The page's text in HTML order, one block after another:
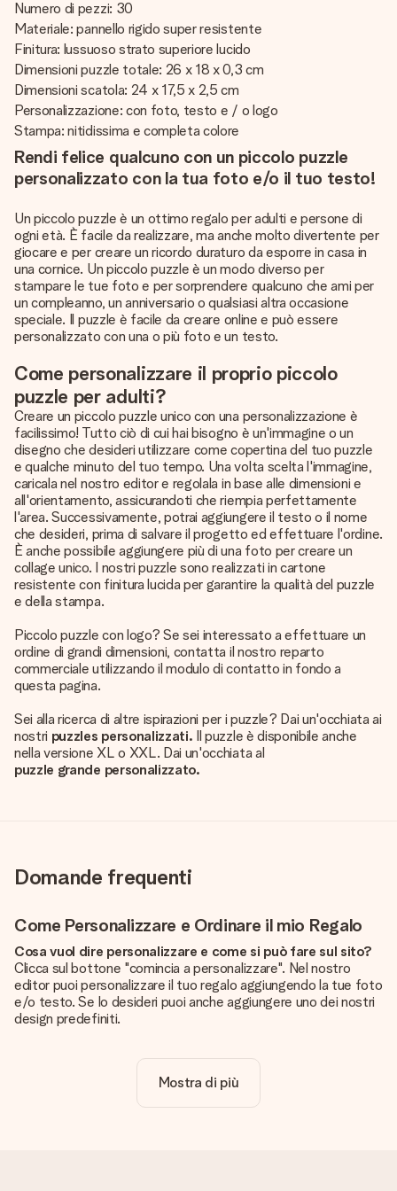
Numero di pezzi: 30
Materiale: pannello rigido super resistente
Finitura: lussuoso strato superiore lucido
Dimensioni puzzle totale: 26 x 18 x 0,3 cm
Dimensioni scatola: 24 x 17,5 x 2,5 cm
Personalizzazione: con foto, testo e / o logo
Stampa: nitidissima e completa colore
Rendi felice qualcuno con un piccolo puzzle
personalizzato con la tua foto e/o il tuo testo!
Un piccolo puzzle è un ottimo regalo per adulti e persone di
ogni età. È facile da realizzare, ma anche molto divertente per
giocare e per creare un ricordo duraturo da esporre in casa in
una cornice. Un piccolo puzzle è un modo diverso per
stampare le tue foto e per sorprendere qualcuno che ami per
un compleanno, un anniversario o qualsiasi altra occasione
speciale. Il puzzle è facile da creare online e può essere
personalizzato con una o più foto e un testo.
Come personalizzare il proprio piccolo
puzzle per adulti?
Creare un piccolo puzzle unico con una personalizzazione è
facilissimo! Tutto ciò di cui hai bisogno è un'immagine o un
disegno che desideri utilizzare come copertina del tuo puzzle
e qualche minuto del tuo tempo. Una volta scelta l'immagine,
caricala nel nostro editor e regolala in base alle dimensioni e
all'orientamento, assicurandoti che riempia perfettamente
l'area. Successivamente, potrai aggiungere il testo o il nome
che desideri, prima di salvare il progetto ed effettuare l'ordine.
È anche possibile aggiungere più di una foto per creare un
collage unico. I nostri puzzle sono realizzati in cartone
resistente con finitura lucida per garantire la qualità del puzzle
e della stampa.
Piccolo puzzle con logo? Se sei interessato a effettuare un
ordine di grandi dimensioni, contatta il nostro reparto
commerciale utilizzando il modulo di contatto in fondo a
questa pagina.
Sei alla ricerca di altre ispirazioni per i puzzle? Dai un'occhiata ai
nostri puzzles personalizzati. Il puzzle è disponibile anche
nella versione XL o XXL. Dai un'occhiata al
puzzle grande personalizzato.
Domande frequenti
Come Personalizzare e Ordinare il mio Regalo
Cosa vuol dire personalizzare e come si può fare sul sito?
Clicca sul bottone "comincia a personalizzare". Nel nostro
editor puoi personalizzare il tuo regalo aggiungendo la tue foto
e/o testo. Se lo desideri puoi anche aggiungere uno dei nostri
design predefiniti.
Certo! Il prezzo mostrato include sempre la personalizzazione
Mostra di più